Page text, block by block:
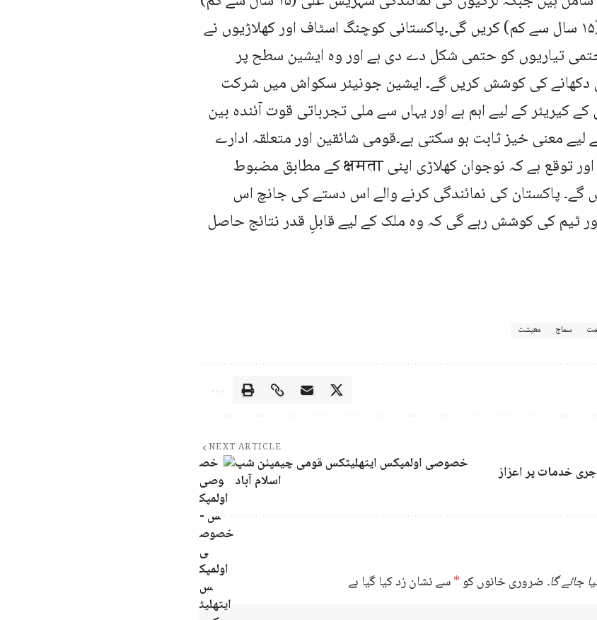
اور ماہ نور علی (۱۵ سال سے کم) کریں گی۔پاکستانی کوچنگ اسٹاف اور کھلاڑیوں نے
تیاریوں کو حتمی شکل دے دی ہے اور وہ ایشین سطح پر
دکھانے کی کوشش کریں گے۔ ایشین جونیئر سکواش میں شرکت
کے کیریئر کے لیے اہم ہے اور یہاں سے ملی تجرباتی قوت آئندہ بین
لیے معنی خیز ثابت ہو سکتی ہے۔قومی شائقین اور متعلقہ ادارے
ٹیم کے ساتھ ہیں اور توقع ہے کہ نوجوان کھلاڑی اپنی क्षमता کے مطابق مضبوط
گے۔ پاکستان کی نمائندگی کرنے والے اس دستے کی جانچ اس
ٹیم کی کوشش رہے گی کہ وہ ملک کے لیے قابلِ قدر نتائج حاصل
سماج معیشت
خدمات پر اعزاز
NEXT ARTICLE
خصوصی اولمپکس ایتھلیٹکس قومی چیمپئن شپ
اسلام آباد
جائے گا۔ضروری خانوں کو*سے نشان زد کیا گیا ہے